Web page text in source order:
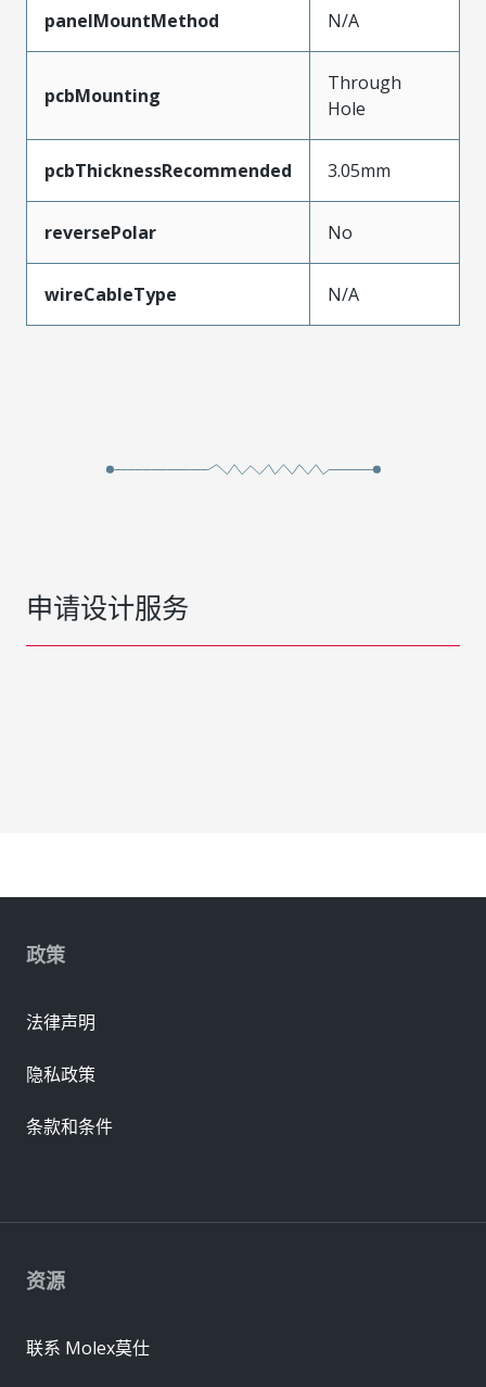
panelMountMethod N/A
pcbMounting
Through
Hole
pcbThicknessRecommended 3.05mm
reversePolar No
wireCableType N/A
申请设计服务
资源
联系 Molex莫仕
政策
法律声明
隐私政策
条款和条件